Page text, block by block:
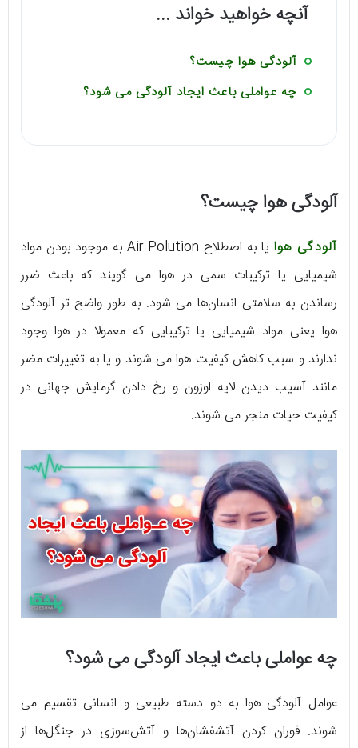
آنچه خواهید خواند ...
آلودگی هوا چیست؟
چه عواملی باعث ایجاد آلودگی می شود؟
آلودگی هوا چیست؟
آلودگی هوا
یا به اصطلاح Air Polution به موجود بودن مواد
شیمیایی یا ترکیبات سمی در هوا می گویند که باعث ضرر
رساندن به سلامتی انسان‌ها می شود. به طور واضح تر آلودگی
هوا یعنی مواد شیمیایی یا ترکیبایی که معمولا در هوا وجود
ندارند و سبب کاهش کیفیت هوا می شوند و یا به تغییرات مضر
مانند آسیب دیدن لایه اوزون و رخ دادن گرمایش جهانی در
کیفیت حیات منجر می شوند.
چه عواملی باعث ایجاد آلودگی می شود؟
عوامل آلودگی هوا به دو دسته طبیعی و انسانی تقسیم می
شوند. فوران کردن آتشفشان‌ها و آتش‌سوزی در جنگل‌ها از